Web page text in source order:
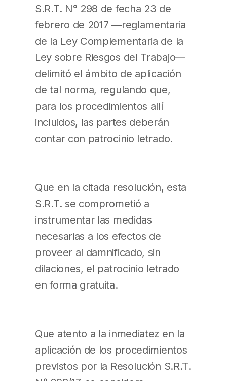
S.R.T. N° 298 de fecha 23 de
febrero de 2017 —reglamentaria
de la Ley Complementaria de la
Ley sobre Riesgos del Trabajo—
delimitó el ámbito de aplicación
de tal norma, regulando que,
para los procedimientos allí
incluidos, las partes deberán
contar con patrocinio letrado.
Que en la citada resolución, esta
S.R.T. se comprometió a
instrumentar las medidas
necesarias a los efectos de
proveer al damnificado, sin
dilaciones, el patrocinio letrado
en forma gratuita.
Que atento a la inmediatez en la
aplicación de los procedimientos
previstos por la Resolución S.R.T.